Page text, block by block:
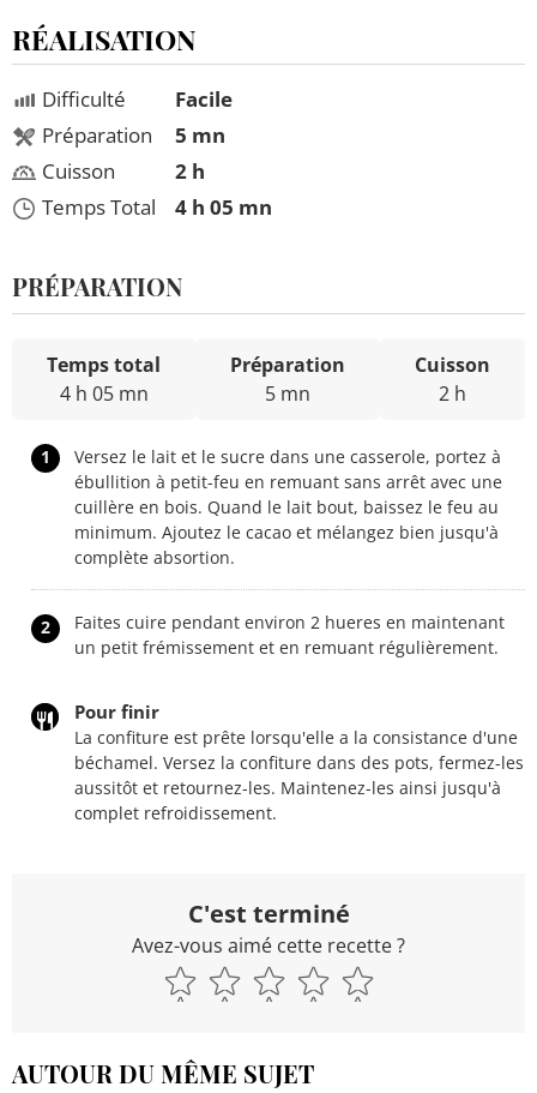
RÉALISATION
Difficulté
Préparation
Cuisson
Temps Total
Facile
5 mn
2 h
4 h 05 mn
PRÉPARATION
Temps total
4 h 05 mn
Préparation
5 mn
Cuisson
2 h
1
Versez le lait et le sucre dans une casserole, portez à
ébullition à petit-feu en remuant sans arrêt avec une
cuillère en bois. Quand le lait bout, baissez le feu au
minimum. Ajoutez le cacao et mélangez bien jusqu'à
complète absortion.
2
Faites cuire pendant environ 2 hueres en maintenant
un petit frémissement et en remuant régulièrement.
Pour finir
La confiture est prête lorsqu'elle a la consistance d'une
béchamel. Versez la confiture dans des pots, fermez-les
aussitôt et retournez-les. Maintenez-les ainsi jusqu'à
complet refroidissement.
C'est terminé
Avez-vous aimé cette recette ?
AUTOUR DU MÊME SUJET